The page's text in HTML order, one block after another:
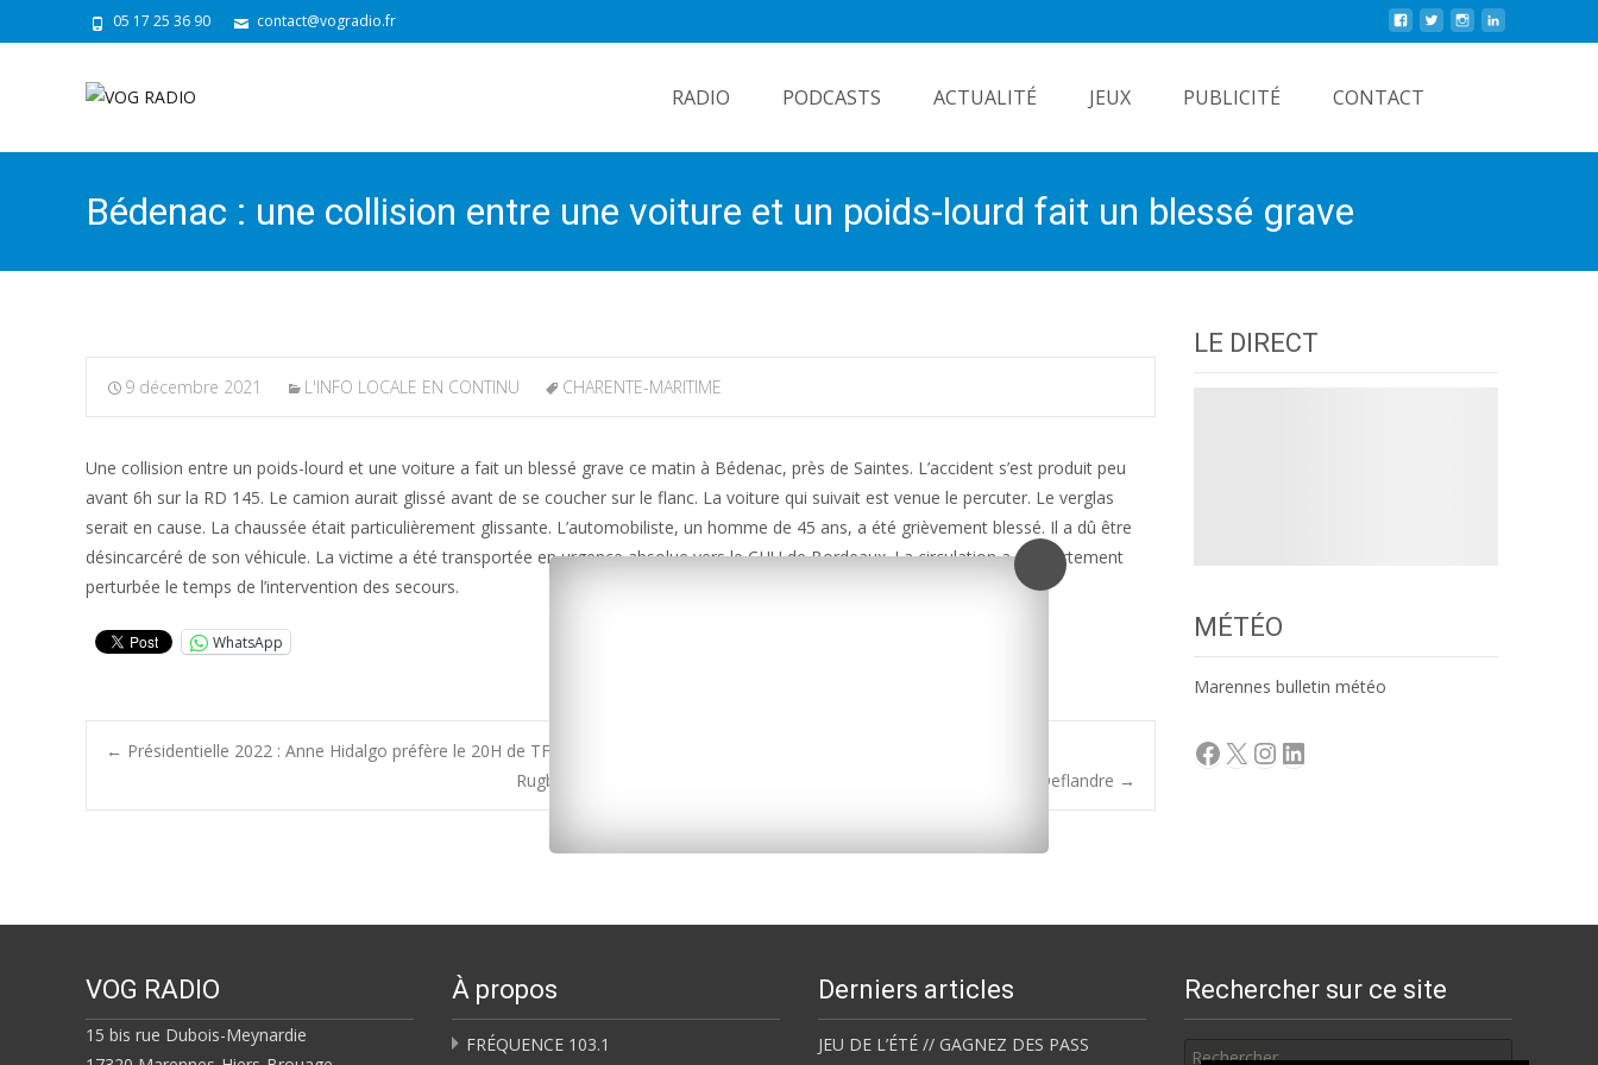
05 17 25 36 90 contact@vogradio.fr
RADIO PODCASTS ACTUALITÉ JEUX PUBLICITÉ CONTACT
Bédenac : une collision entre une voiture et un poids-lourd fait un blessé grave
9 décembre 2021 L'INFO LOCALE EN CONTINU CHARENTE-MARITIME
Une collision entre un poids-lourd et une voiture a fait un blessé grave ce matin à Bédenac, près de Saintes. L’accident s’est produit peu
avant 6h sur la RD 145. Le camion aurait glissé avant de se coucher sur le flanc. La voiture qui suivait est venue le percuter. Le verglas
serait en cause. La chaussée était particulièrement glissante. L’automobiliste, un homme de 45 ans, a été grièvement blessé. Il a dû être
désincarcéré de son véhicule. La victime a été transportée en urgence absolue vers le CHU de Bordeaux. La circulation a été fortement
perturbée le temps de l’intervention des secours.
WhatsApp
Post
← Présidentielle 2022 : Anne Hidalgo préfère le 20H de TF1 à la Charente-Maritime
Rugby / Champions cup : La Rochelle/Glasgow dimanche à 16h15 à Deflandre →
LE DIRECT
MÉTÉO
Marennes bulletin météo
Facebook
X Instagram
LinkedIn
VOG RADIO
15 bis rue Dubois-Meynardie
À propos
FRÉQUENCE 103.1
Derniers articles
JEU DE L’ÉTÉ // GAGNEZ DES PASS
Rechercher sur ce site